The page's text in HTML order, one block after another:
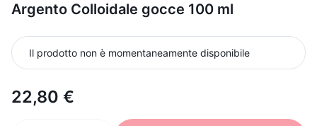
Argento Colloidale gocce 100 ml
Il prodotto non è momentaneamente disponibile
22,80 €